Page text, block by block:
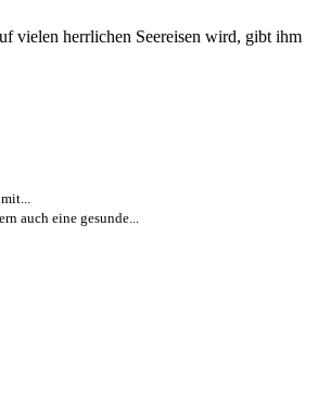
vielen herrlichen Seereisen wird, gibt ihm
auch eine gesunde...